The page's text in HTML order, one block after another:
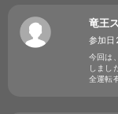
竜王
参加日
今回は
しまし
全運転